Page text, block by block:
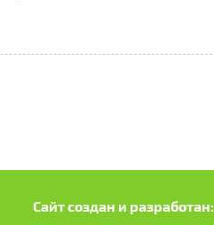
Сайт создан и разработан: